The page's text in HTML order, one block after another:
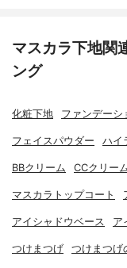
マスカラ下地関
ング
化粧下地 ファンデーシ
フェイスパウダー ハイ
BBクリーム CCクリー
マスカラトップコート
アイシャドウベース ア
つけまつげ つけまつげ